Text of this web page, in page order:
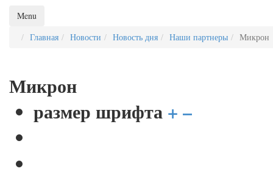
Menu
Главная
Новости Новость дня Наши партнеры Микрон
Микрон
размер шрифта + –